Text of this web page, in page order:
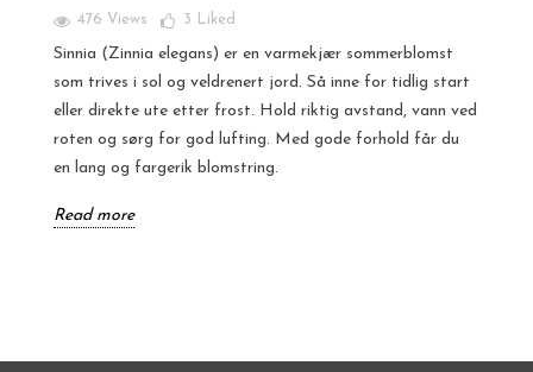
476 Views 3 Liked
Sinnia (Zinnia elegans) er en varmekjær sommerblomst
som trives i sol og veldrenert jord. Så inne for tidlig start
eller direkte ute etter frost. Hold riktig avstand, vann ved
roten og sørg for god lufting. Med gode forhold får du
en lang og fargerik blomstring.
Read more